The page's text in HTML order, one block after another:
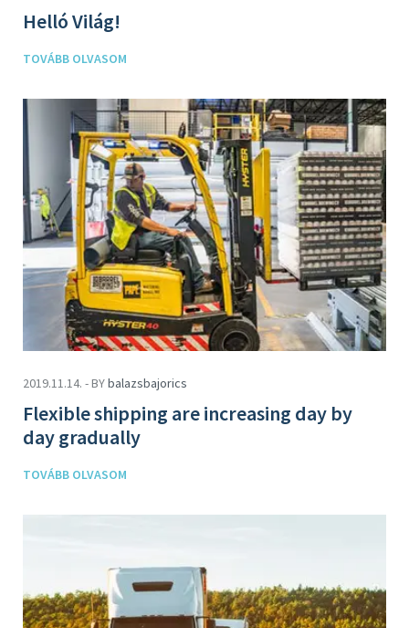
Helló Világ!
TOVÁBB OLVASOM
2019.11.14. - BYbalazsbajorics
Flexible shipping are increasing day by
day gradually
TOVÁBB OLVASOM